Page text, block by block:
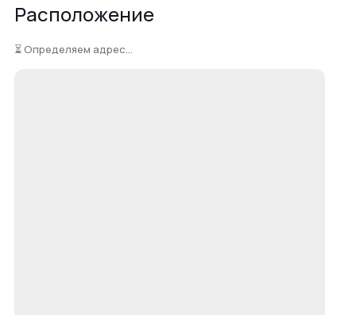
Расположение
⏳ Определяем адрес...